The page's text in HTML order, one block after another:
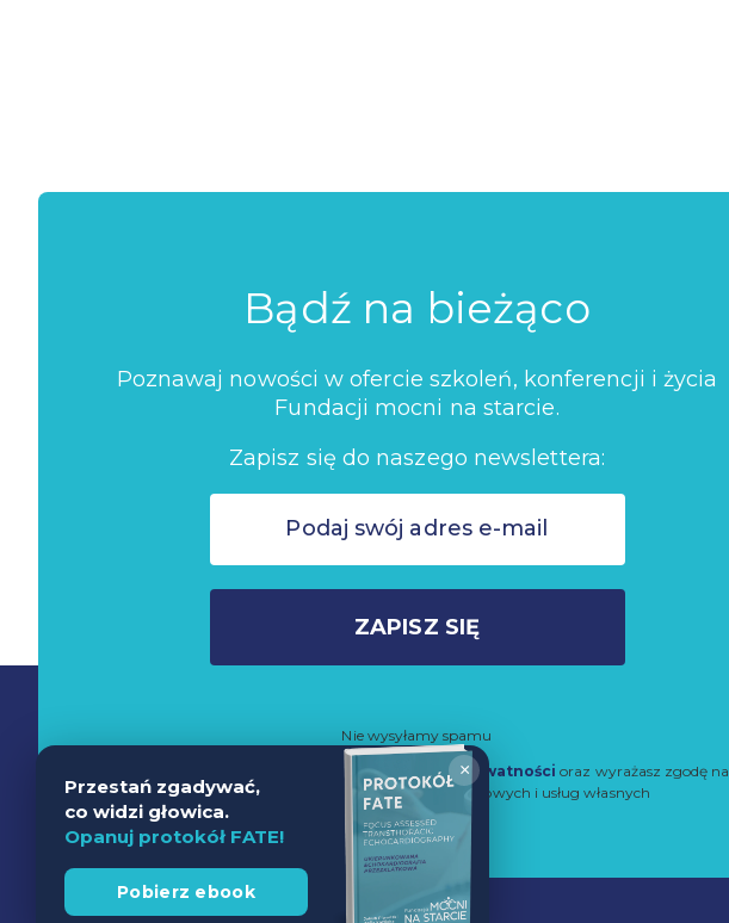
Bądź na bieżąco
Poznawaj nowości w ofercie szkoleń, konferencji i życia
Fundacji mocni na starcie.
Zapisz się do naszego newslettera:
ZAPISZ SIĘ
Nie wysyłamy spamu
Zapisując się do newslettera akceptujesz
Politykę Prywatności oraz wyrażasz zgodę na
przetwarzanie danych w celach marketingowych i usług własnych
×
Przestań zgadywać,
co widzi głowica.
Opanuj protokół FATE!
Pobierz ebook